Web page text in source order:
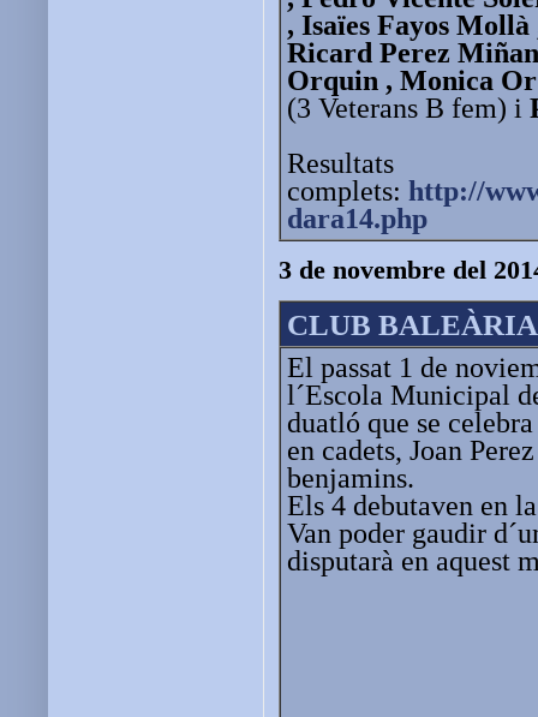
, Isaïes Fayos
Ricard Perez
Orquin , Monica
(3 Veterans B fem) i
Resultats
complets: http://
dara14.php
3 de novembre del
CLUB
El passat 1 de
l´Escola Municipal
duatló que se
en cadets, Joan
benjamins.
Els 4 debutaven en
Van poder gaudir
disputarà en aquest